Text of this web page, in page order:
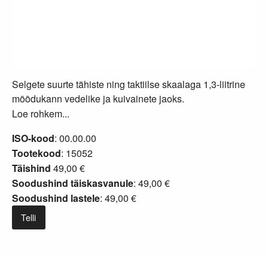
Selgete suurte tähiste ning taktiilse skaalaga 1,3-liitrine
mõõdukann vedelike ja kuivainete jaoks.
Loe rohkem...
ISO-kood: 00.00.00
Tootekood: 15052
Täishind 49,00 €
Soodushind täiskasvanule: 49,00 €
Soodushind lastele: 49,00 €
Telli